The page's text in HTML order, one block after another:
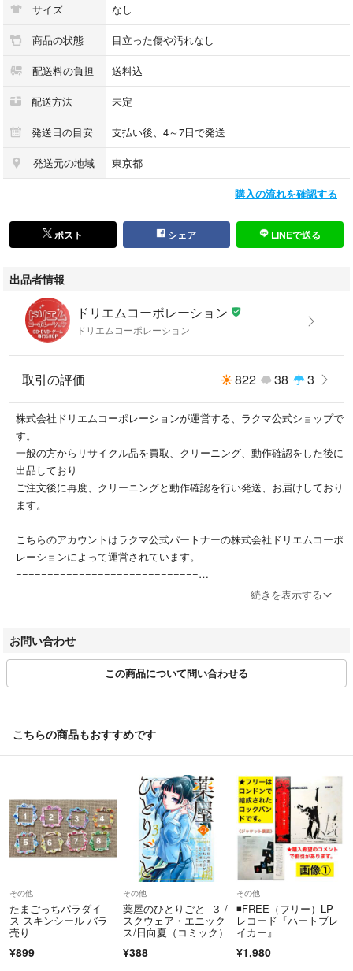
中古品の商品タイトルに「限定」「初回」「保証」「DLコード」などの表
記がありましても、特典・付属品・帯・保証等は付いておりません。
品名に【import】【輸入】【北米】【海外】等の国内商品でないと把握で
きる表記商品について国内のDVDプレイヤー、ゲーム機で稼働しない場合
がございます。予めご了承の上、購入ください。
ご注文からお届けまで
2、注文確認⇒ご注文後、当店から注文確認メールを送信します。
3、お届けまで3〜10営業日程度とお考えください。
4、入金確認⇒前払い決済をご選択の場合、ご入金確認後、配送手配を致
します。
詳細をメール送信致します。
6、到着⇒出荷後、1〜3日後に商品が到着します。
※離島、北海道、九州、沖縄は遅れる場合がございます。予めご了承下さ
い。
お電話でのお問合せは少人数で運営の為受け付けておりませんので、メー
営業時間月〜金11:00〜17:00
商品番号：hb07pnn1wyl
サイズ なし
商品の状態 目立った傷や汚れなし
配送料の負担 送料込
配送方法 未定
発送日の目安 支払い後、4～7日で発送
発送元の地域 東京都
購入の流れを確認する
ポスト シェア LINEで送る
出品者情報
ドリエムコーポレーション
ドリエムコーポレーション
取引の評価 822 38 3
株式会社ドリエムコーポレーションが運営する、ラクマ公式ショップで
す。
一般の方からリサイクル品を買取、クリーニング、動作確認をした後に
出品しており
ご注文後に再度、クリーニングと動作確認を行い発送、お届けしており
ます。
こちらのアカウントはラクマ公式パートナーの株式会社ドリエムコーポ
レーションによって運営されています。
=============================
▼特商法
https://fril.jp/ts/official/law/dec/
続きを表示する
お問い合わせ
この商品について問い合わせる
こちらの商品もおすすめです
その他
たまごっちパラダイ
ス スキンシール バラ
売り
¥899
その他
薬屋のひとりごと ３ /
スクウェア・エニック
ス/日向夏（コミック）
¥388
その他
◾️FREE（フリー）LP
レコード『ハートブレ
イカー』
¥1,980